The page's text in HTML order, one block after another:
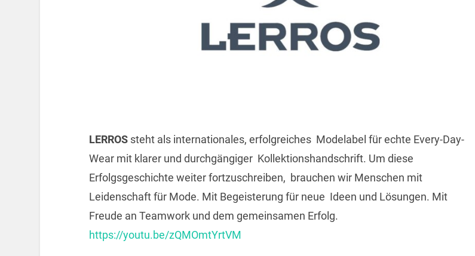
LERROSsteht als internationales, erfolgreiches Modelabel für echte Every-Day-
Wear mit klarer und durchgängiger Kollektionshandschrift. Um diese
Erfolgsgeschichte weiter fortzuschreiben, brauchen wir Menschen mit
Leidenschaft für Mode. Mit Begeisterung für neue Ideen und Lösungen. Mit
Freude an Teamwork und dem gemeinsamen Erfolg.
https://youtu.be/zQMOmtYrtVM